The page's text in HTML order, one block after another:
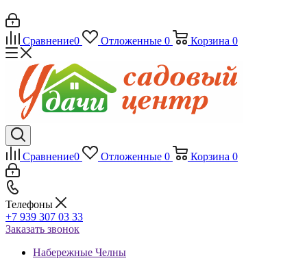
Сравнение0 Отложенные 0 Корзина 0
Сравнение0 Отложенные 0 Корзина 0
Телефоны
+7 939 307 03 33
Заказать звонок
Набережные Челны